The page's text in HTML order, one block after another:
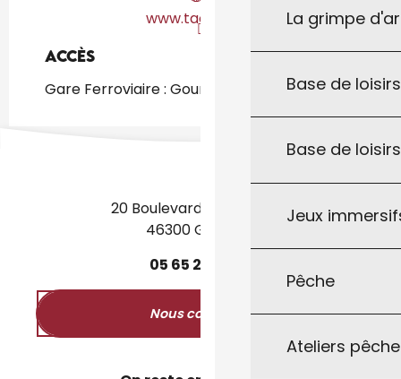
La grimpe
Base de
Base de
Jeux
Pêche
Ateliers
www.taoprod.fr
Accès
Accès
Gare Ferroviaire : Gourdon à 1km
20 Boulevard des Martyrs
46300 Gourdon
05 65 27
Nous contacter